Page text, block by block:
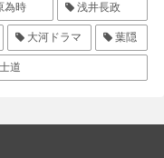
為時 浅井長政
大河ドラマ 葉隠
道